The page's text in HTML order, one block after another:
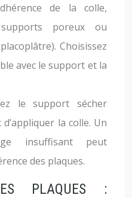
de la colle,
poreux ou
Choisissez
avec le support et la
le support sécher
la colle. Un
insuffisant peut
des plaques.
PLAQUES :